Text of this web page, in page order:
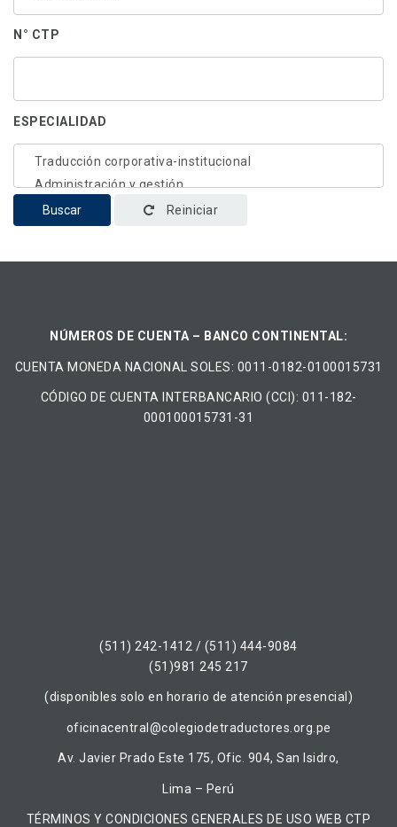
N° CTP
ESPECIALIDAD
Buscar Reiniciar
NÚMEROS DE CUENTA – BANCO CONTINENTAL:
CUENTA MONEDA NACIONAL​ ​SOLES​: 0011-0182-0100015731
CÓDIGO DE CUENTA INTERBANCARIO (CCI): 011-182-
000100015731-31
(511) 242-1412 / (511) 444-9084
(51)981 245 217
(disponibles solo en horario de atención presencial)
oficinacentral@colegiodetraductores.org.pe
Av. Javier Prado Este 175, Ofic. 904, San Isidro,
Lima – Perú
TÉRMINOS Y CONDICIONES GENERALES DE USO WEB CTP